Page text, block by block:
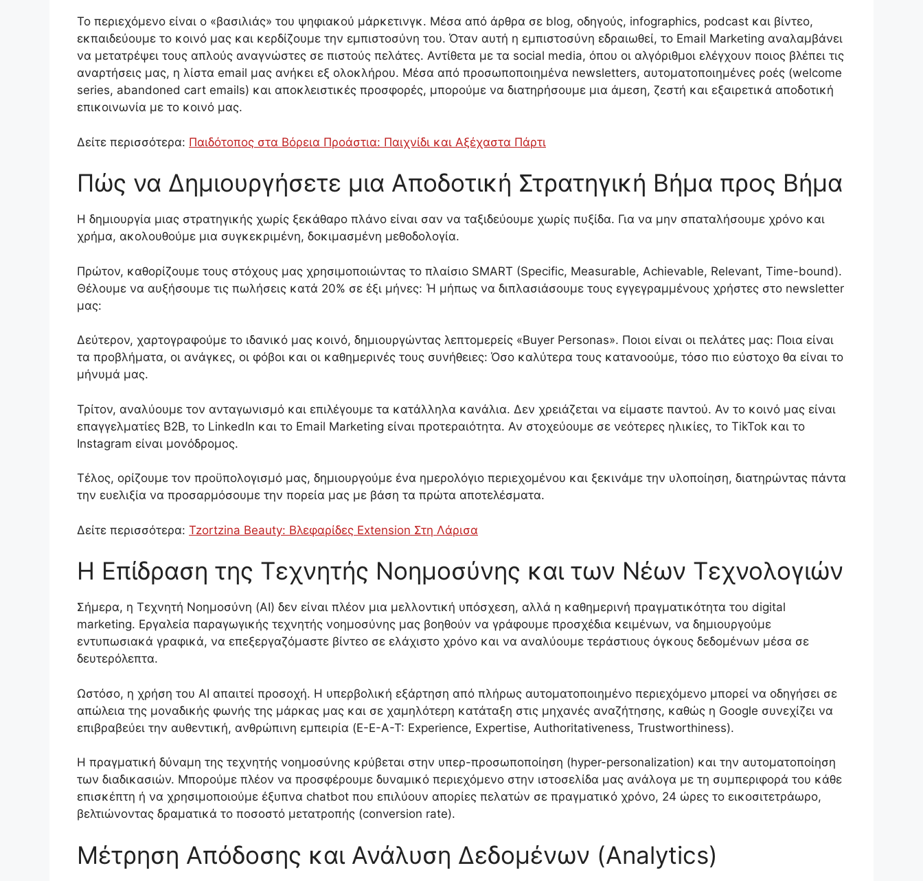
Το περιεχόμενο είναι ο «βασιλιάς» του ψηφιακού μάρκετινγκ. Μέσα από άρθρα σε blog, οδηγούς, infographics, podcast και βίντεο,
εκπαιδεύουμε το κοινό μας και κερδίζουμε την εμπιστοσύνη του. Όταν αυτή η εμπιστοσύνη εδραιωθεί, το Email Marketing αναλαμβάνει
να μετατρέψει τους απλούς αναγνώστες σε πιστούς πελάτες. Αντίθετα με τα social media, όπου οι αλγόριθμοι ελέγχουν ποιος βλέπει τις
αναρτήσεις μας, η λίστα email μας ανήκει εξ ολοκλήρου. Μέσα από προσωποποιημένα newsletters, αυτοματοποιημένες ροές (welcome
series, abandoned cart emails) και αποκλειστικές προσφορές, μπορούμε να διατηρήσουμε μια άμεση, ζεστή και εξαιρετικά αποδοτική
επικοινωνία με το κοινό μας.
Δείτε περισσότερα: Παιδότοπος στα Βόρεια Προάστια: Παιχνίδι και Αξέχαστα Πάρτι
Πώς να Δημιουργήσετε μια Αποδοτική Στρατηγική Βήμα προς Βήμα
Η δημιουργία μιας στρατηγικής χωρίς ξεκάθαρο πλάνο είναι σαν να ταξιδεύουμε χωρίς πυξίδα. Για να μην σπαταλήσουμε χρόνο και
χρήμα, ακολουθούμε μια συγκεκριμένη, δοκιμασμένη μεθοδολογία.
Πρώτον, καθορίζουμε τους στόχους μας χρησιμοποιώντας το πλαίσιο SMART (Specific, Measurable, Achievable, Relevant, Time-bound).
Θέλουμε να αυξήσουμε τις πωλήσεις κατά 20% σε έξι μήνες: Ή μήπως να διπλασιάσουμε τους εγγεγραμμένους χρήστες στο newsletter
μας:
Δεύτερον, χαρτογραφούμε το ιδανικό μας κοινό, δημιουργώντας λεπτομερείς «Buyer Personas». Ποιοι είναι οι πελάτες μας: Ποια είναι
τα προβλήματα, οι ανάγκες, οι φόβοι και οι καθημερινές τους συνήθειες: Όσο καλύτερα τους κατανοούμε, τόσο πιο εύστοχο θα είναι το
μήνυμά μας.
Τρίτον, αναλύουμε τον ανταγωνισμό και επιλέγουμε τα κατάλληλα κανάλια. Δεν χρειάζεται να είμαστε παντού. Αν το κοινό μας είναι
επαγγελματίες B2B, το LinkedIn και το Email Marketing είναι προτεραιότητα. Αν στοχεύουμε σε νεότερες ηλικίες, το TikTok και το
Instagram είναι μονόδρομος.
Τέλος, ορίζουμε τον προϋπολογισμό μας, δημιουργούμε ένα ημερολόγιο περιεχομένου και ξεκινάμε την υλοποίηση, διατηρώντας πάντα
την ευελιξία να προσαρμόσουμε την πορεία μας με βάση τα πρώτα αποτελέσματα.
Δείτε περισσότερα: Tzortzina Beauty: Βλεφαρίδες Extension Στη Λάρισα
Η Επίδραση της Τεχνητής Νοημοσύνης και των Νέων Τεχνολογιών
Σήμερα, η Τεχνητή Νοημοσύνη (AI) δεν είναι πλέον μια μελλοντική υπόσχεση, αλλά η καθημερινή πραγματικότητα του digital
marketing. Εργαλεία παραγωγικής τεχνητής νοημοσύνης μας βοηθούν να γράφουμε προσχέδια κειμένων, να δημιουργούμε
εντυπωσιακά γραφικά, να επεξεργαζόμαστε βίντεο σε ελάχιστο χρόνο και να αναλύουμε τεράστιους όγκους δεδομένων μέσα σε
δευτερόλεπτα.
Ωστόσο, η χρήση του AI απαιτεί προσοχή. Η υπερβολική εξάρτηση από πλήρως αυτοματοποιημένο περιεχόμενο μπορεί να οδηγήσει σε
απώλεια της μοναδικής φωνής της μάρκας μας και σε χαμηλότερη κατάταξη στις μηχανές αναζήτησης, καθώς η Google συνεχίζει να
επιβραβεύει την αυθεντική, ανθρώπινη εμπειρία (E-E-A-T: Experience, Expertise, Authoritativeness, Trustworthiness).
Η πραγματική δύναμη της τεχνητής νοημοσύνης κρύβεται στην υπερ-προσωποποίηση (hyper-personalization) και την αυτοματοποίηση
των διαδικασιών. Μπορούμε πλέον να προσφέρουμε δυναμικό περιεχόμενο στην ιστοσελίδα μας ανάλογα με τη συμπεριφορά του κάθε
επισκέπτη ή να χρησιμοποιούμε έξυπνα chatbot που επιλύουν απορίες πελατών σε πραγματικό χρόνο, 24 ώρες το εικοσιτετράωρο,
βελτιώνοντας δραματικά το ποσοστό μετατροπής (conversion rate).
Μέτρηση Απόδοσης και Ανάλυση Δεδομένων (Analytics)